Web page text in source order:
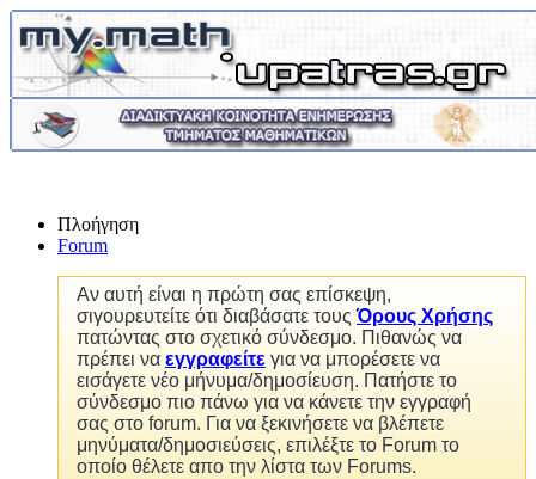
Πλοήγηση
Forum
Αν αυτή είναι η πρώτη σας επίσκεψη,
σιγουρευτείτε ότι διαβάσατε τουςΌρους Χρήσης
πατώντας στο σχετικό σύνδεσμο. Πιθανώς να
πρέπει να εγγραφείτε για να μπορέσετε να
εισάγετε νέο μήνυμα/δημοσίευση. Πατήστε το
σύνδεσμο πιο πάνω για να κάνετε την εγγραφή
σας στο forum. Για να ξεκινήσετε να βλέπετε
μηνύματα/δημοσιεύσεις, επιλέξτε το Forum το
οποίο θέλετε απο την λίστα των Forums.